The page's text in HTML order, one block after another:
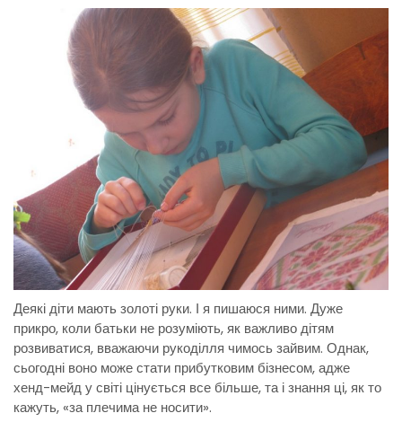
Деякі діти мають золоті руки. І я пишаюся ними. Дуже
прикро, коли батьки не розуміють, як важливо дітям
розвиватися, вважаючи рукоділля чимось зайвим. Однак,
сьогодні воно може стати прибутковим бізнесом, адже
хенд-мейд у світі цінується все більше, та і знання ці, як то
кажуть, «за плечима не носити».